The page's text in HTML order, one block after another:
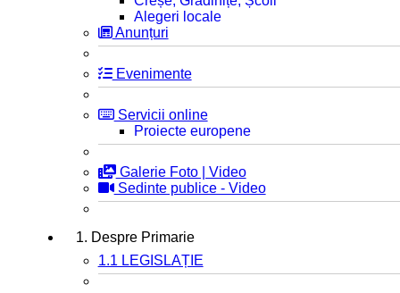
Alegeri locale
Anunțuri
Evenimente
Servicii online
Proiecte europene
Galerie Foto | Video
Sedinte publice - Video
1. Despre Primarie
1.1 LEGISLAȚIE